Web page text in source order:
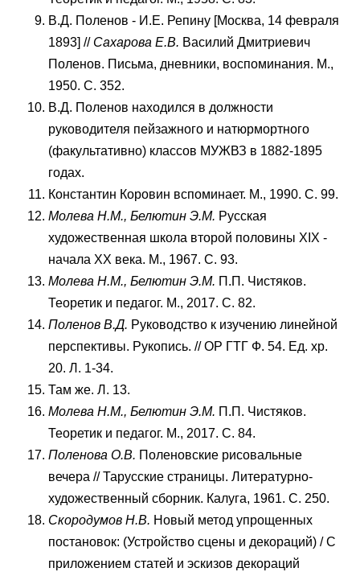
В.Д. Поленов - И.Е. Репину [Москва, 14 февраля
1893] // Сахарова Е.В. Василий Дмитриевич
Поленов. Письма, дневники, воспоминания. М.,
1950. С. 352.
В.Д. Поленов находился в должности
руководителя пейзажного и натюрмортного
(факультативно) классов МУЖВЗ в 1882-1895
годах.
Константин Коровин вспоминает. М., 1990. С. 99.
Молева Н.М., Белютин Э.М. Русская
художественная школа второй половины XIX -
начала XX века. М., 1967. С. 93.
Молева Н.М., Белютин Э.М. П.П. Чистяков.
Теоретик и педагог. М., 2017. С. 82.
Поленов В.Д. Руководство к изучению линейной
перспективы. Рукопись. // ОР ГТГ Ф. 54. Ед. хр.
20. Л. 1-34.
Там же. Л. 13.
Молева Н.М., Белютин Э.М. П.П. Чистяков.
Теоретик и педагог. М., 2017. С. 84.
Поленова О.В. Поленовские рисовальные
вечера // Тарусские страницы. Литературно-
художественный сборник. Калуга, 1961. С. 250.
Скородумов Н.В. Новый метод упрощенных
постановок: (Устройство сцены и декораций) / С
приложением статей и эскизов декораций